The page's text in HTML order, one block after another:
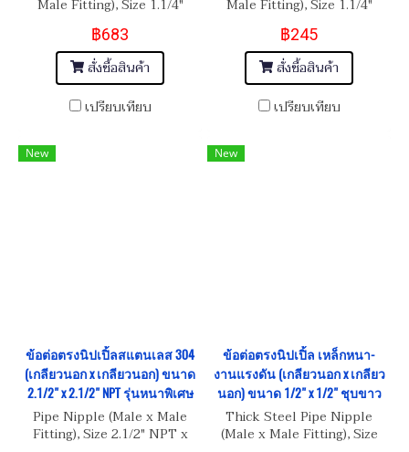
Male Fitting), Size 1.1/4"
BSPT-11 Length 10"
฿683
สั่งซื้อสินค้า
เปรียบเทียบ
Male Fitting), Size 1.1/4"
BSPT-11 Length 8"
฿245
สั่งซื้อสินค้า
เปรียบเทียบ
New
ข้อต่อตรงนิปเปิ้ลสแตนเลส 304
(เกลียวนอก x เกลียวนอก) ขนาด
2.1/2" x 2.1/2" NPT รุ่นหนาพิเศษ
Pipe Nipple (Male x Male
Fitting), Size 2.1/2" NPT x
New
ข้อต่อตรงนิปเปิ้ล เหล็กหนา-
งานแรงดัน (เกลียวนอก x เกลียว
นอก) ขนาด 1/2" x 1/2" ชุบขาว
Thick Steel Pipe Nipple
(Male x Male Fitting), Size